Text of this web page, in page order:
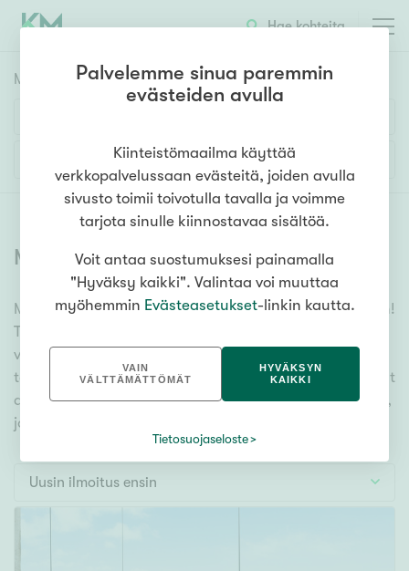
Hae kohteita
Myyntikohteet
1h 2h 3h 4h 5h+
Asuntotyyppi
Kerros-/luhtitalo
Rivitalo/paritalo
Omakoti-/erillistalo
Maa- tai metsätila
Vapaa-ajan asunto
Lisää hakuehtoja
Myytävät asunnot (6360)
Meiltä löydät myytävät asunnot, oli tarpeesi mikä vain!
Tuhansien kohteiden ja satojen kiinteistönvälittäjien
verkostomme auttaa sinua kenties elämäsi
tärkeimmässä päätöksessä. Katso alta kaikki myytävät
asunnot. Hyödynnä myös kätevää hakutyökaluamme,
jonka avulla löydät omien toiveidesi mukaisen kodin.
Uusin ilmoitus ensin
Palvelemme sinua paremmin
evästeiden avulla
Kiinteistömaailma käyttää
verkkopalvelussaan evästeitä, joiden avulla
sivusto toimii toivotulla tavalla ja voimme
tarjota sinulle kiinnostavaa sisältöä.
Voit antaa suostumuksesi painamalla
"Hyväksy kaikki". Valintaa voi muuttaa
myöhemmin Evästeasetukset-linkin kautta.
VAIN
VÄLTTÄMÄTTÖMÄT
HYVÄKSYN
KAIKKI
Tietosuojaseloste